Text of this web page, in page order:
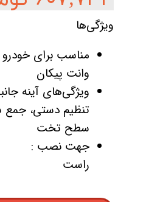
ویژگی‌ها
مناسب برای
وانت پیکان
ویژگی‌های آینه
تنظیم دستی، جمع
سطح تخت
جهت نصب :
راست